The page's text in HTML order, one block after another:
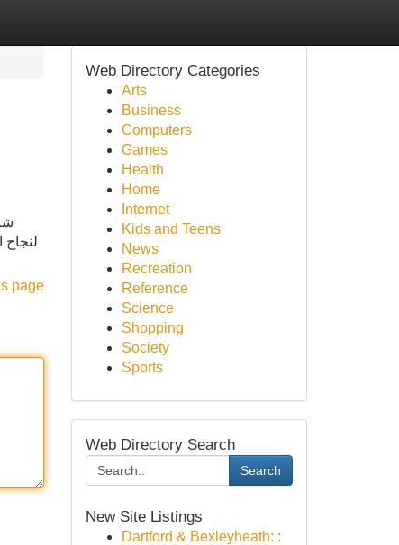
page
Web Directory Categories
Arts
Business
Computers
Games
Health
Home
Internet
Kids and Teens
News
Recreation
Reference
Science
Shopping
Society
Sports
Web Directory Search
Search
New Site Listings
Dartford & Bexleyheath: :